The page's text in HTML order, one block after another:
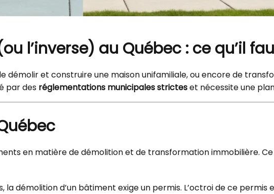
l’inverse) au Québec : ce qu’il
démolir et construire une maison unifamiliale, ou encore de
par des réglementations municipales stricteset nécessite une
en matière de démolition et de transformation immobilière.
la démolition d’un bâtiment exige un permis. L’octroi de ce